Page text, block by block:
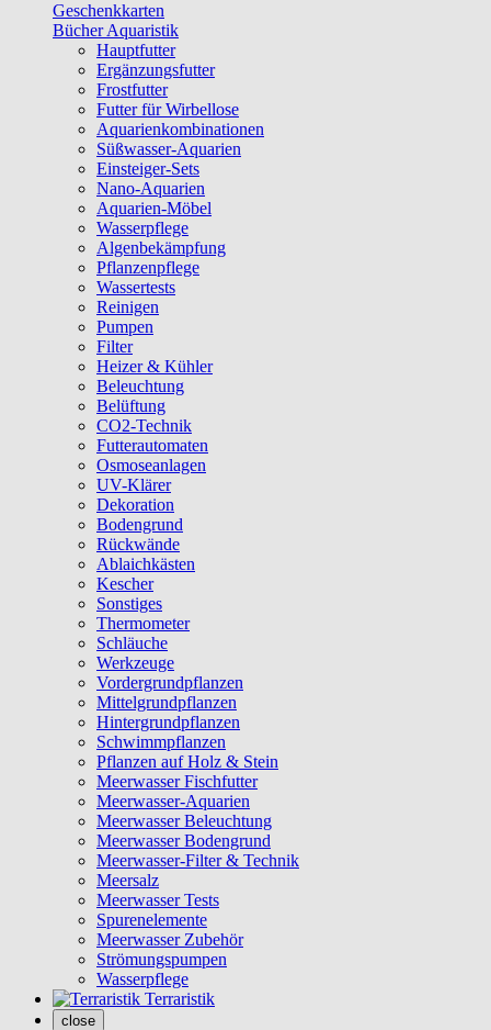
Geschenkkarten
Bücher Aquaristik
Hauptfutter
Ergänzungsfutter
Frostfutter
Futter für Wirbellose
Aquarienkombinationen
Süßwasser-Aquarien
Einsteiger-Sets
Nano-Aquarien
Aquarien-Möbel
Wasserpflege
Algenbekämpfung
Pflanzenpflege
Wassertests
Reinigen
Pumpen
Filter
Heizer & Kühler
Beleuchtung
Belüftung
CO2-Technik
Futterautomaten
Osmoseanlagen
UV-Klärer
Dekoration
Bodengrund
Rückwände
Ablaichkästen
Kescher
Sonstiges
Thermometer
Schläuche
Werkzeuge
Vordergrundpflanzen
Mittelgrundpflanzen
Hintergrundpflanzen
Schwimmpflanzen
Pflanzen auf Holz & Stein
Meerwasser Fischfutter
Meerwasser-Aquarien
Meerwasser Beleuchtung
Meerwasser Bodengrund
Meerwasser-Filter & Technik
Meersalz
Meerwasser Tests
Spurenelemente
Meerwasser Zubehör
Strömungspumpen
Wasserpflege
Terraristik
close